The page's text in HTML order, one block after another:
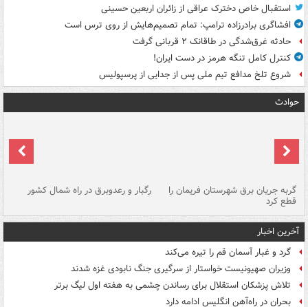
استقبال خاص دخترک عراقی از زائران اربعین حسینی
افشاگری برادرزاده ترامپ: تمام تصمیم‌هایش از روی ترس است
حادثه غرق‌شدگی در طاقانک ۲ قربانی گرفت
کنترل کامل تنگه هرمز در دست ایران!
شروع تلخ مدافع تیم ملی پس از جدایی از پرسپولیس
حوادث
گربه جریان برق شهرستان فریمان را
قطع کرد
رگبار و رعدوبرق در راه شمال کشور
آخرین اخبار
گرد و غبار آسمان قم را تیره می‌کند
وزیران صهیونیست خواستار از سرگیری جنگ نابودی غزه شدند
تلاش پزشکان استقلال برای رساندن چشمی به هفته اول لیگ برتر
بحران در راه‌آهن انگلیس ادامه دارد